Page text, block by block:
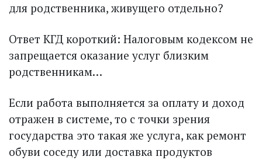
для родственника, живущего отдельно?
Ответ КГД короткий: Налоговым кодексом не
запрещается оказание услуг близким
родственникам…
Если работа выполняется за оплату и доход
отражен в системе, то с точки зрения
государства это такая же услуга, как ремонт
обуви соседу или доставка продуктов